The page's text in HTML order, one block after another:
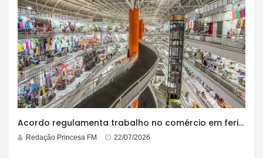
Acordo regulamenta trabalho no comércio em feriados
Redação Princesa FM 22/07/2026